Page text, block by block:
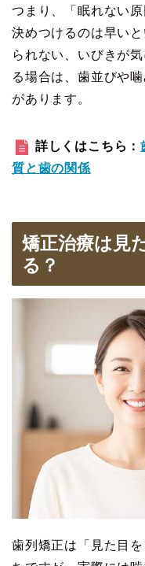
つまり、「眠れない
決めつけるのは早い
られない、いびきが
る場合は、歯並びや
があります。
詳しくはこちら：
質と歯の関係
矯正治療は見
る？
歯列矯正は「見た目